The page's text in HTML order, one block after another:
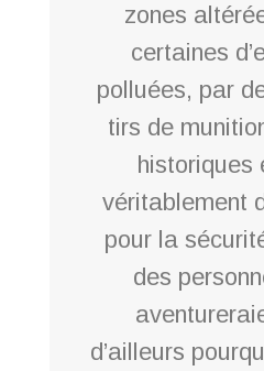
zones
certaines
polluées, par
tirs de
historiques
véritablement
pour la
des
d’ailleurs